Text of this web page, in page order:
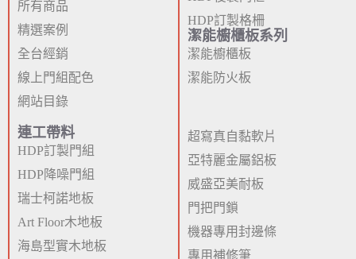
所有商品
精選案例
全台經銷
線上門組配色
網站目錄
HDP訂製格柵
潔能櫥櫃板系列
潔能櫥櫃板
潔能防火板
連工帶料
HDP訂製門組
HDP降噪門組
瑞士柯諾地板
Art Floor木地板
海島型實木地板
超寫真自黏軟片
亞特麗金屬鋁板
威盛亞美耐板
門把門鎖
機器專用封邊條
專用補修筆